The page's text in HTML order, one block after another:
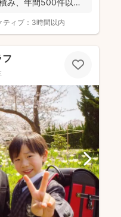
み、年間500件以上
ィブ： 3時間以内